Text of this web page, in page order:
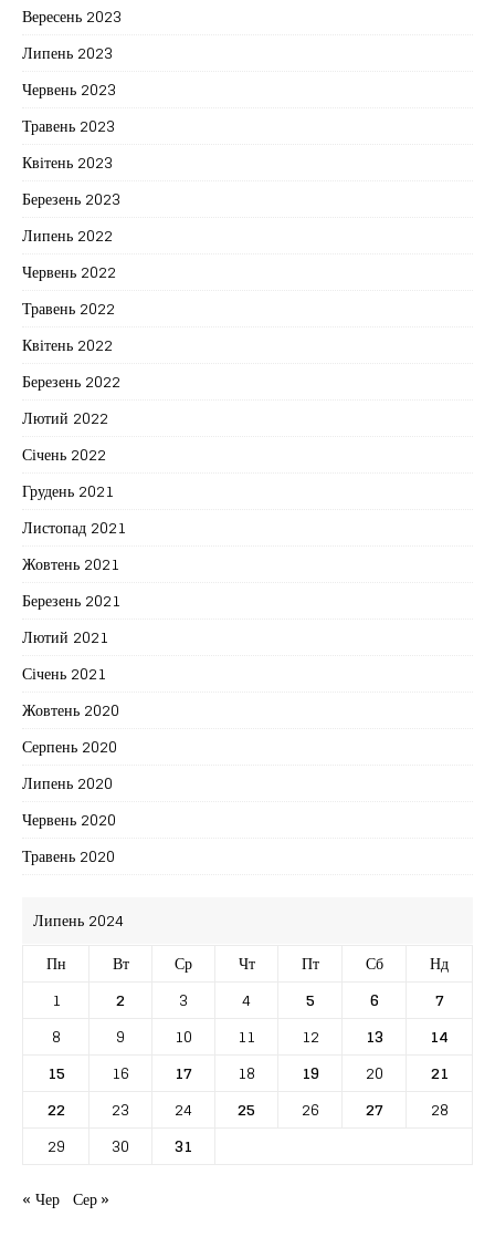
Вересень 2023
Липень 2023
Червень 2023
Травень 2023
Квітень 2023
Березень 2023
Липень 2022
Червень 2022
Травень 2022
Квітень 2022
Березень 2022
Лютий 2022
Січень 2022
Грудень 2021
Листопад 2021
Жовтень 2021
Березень 2021
Лютий 2021
Січень 2021
Жовтень 2020
Серпень 2020
Липень 2020
Червень 2020
Травень 2020
Липень 2024
Пн
Вт Ср Чт Пт Сб
Нд
1
2 3 4 5 6
7
8
9 10 11 12 13
14
15
16 17 18 19 20
21
22
23 24 25 26 27
28
29
30
31
« Чер Сер »